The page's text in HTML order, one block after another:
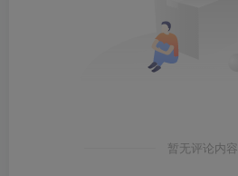
暂无评论内容